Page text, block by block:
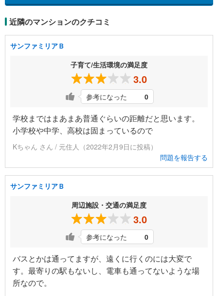
近隣のマンションのクチコミ
サンファミリアＢ
子育て/生活環境の満足度
3.0
参考になった 0
学校まではまあまあ普通ぐらいの距離だと思います。
小学校や中学、高校は固まっているので
Kちゃん さん / 元住人（2022年2月9日に投稿）
問題を報告する
サンファミリアＢ
周辺施設・交通の満足度
3.0
参考になった 0
バスとかは通ってますが、遠くに行くのには大変で
す。最寄りの駅もないし、電車も通ってないような場
所なので。